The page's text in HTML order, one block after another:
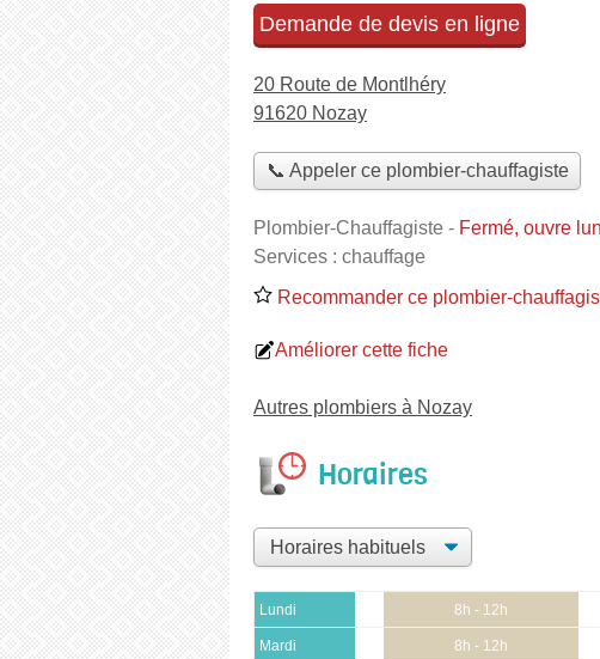
Demande de devis en ligne
20 Route de Montlhéry
91620 Nozay
📞 Appeler ce plombier-chauffagiste
Plombier-Chauffagiste - Fermé, ouvre
Services : chauffage
Recommander ce plombier-
Améliorer cette fiche
Autres plombiers à Nozay
Horaires
Lundi 8h - 12h
Mardi 8h - 12h